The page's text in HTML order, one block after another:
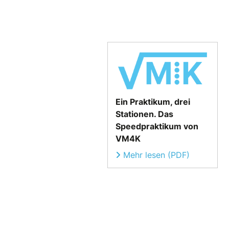
Ein Praktikum, drei
Stationen. Das
Speedpraktikum von
VM4K
Mehr lesen (PDF)